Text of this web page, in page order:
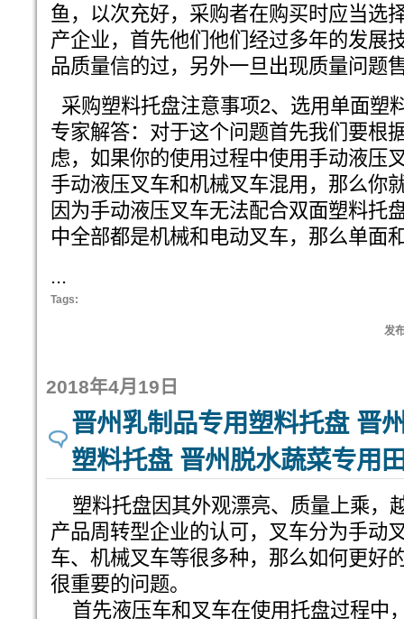
鱼，以次充好，采购者在购买时应当选
产企业，首先他们他们经过多年的发展
品质量信的过，另外一旦出现质量问题
采购塑料托盘注意事项2、选用单面塑
专家解答：对于这个问题首先我们要根
虑，如果你的使用过程中使用手动液压
手动液压叉车和机械叉车混用，那么你
因为手动液压叉车无法配合双面塑料托
中全部都是机械和电动叉车，那么单面
...
Tags:
发
2018年4月19日
晋州乳制品专用塑料托盘 晋
塑料托盘 晋州脱水蔬菜专用
塑料托盘因其外观漂亮、质量上乘，
产品周转型企业的认可，叉车分为手动
车、机械叉车等很多种，那么如何更好
很重要的问题。
首先液压车和叉车在使用托盘过程中